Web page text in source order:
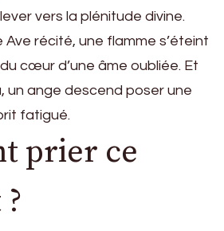
vers la plénitude divine.
Ave récité, une flamme s’éteint
cœur d’une âme oubliée. Et
un ange descend poser une
fatigué.
prier ce